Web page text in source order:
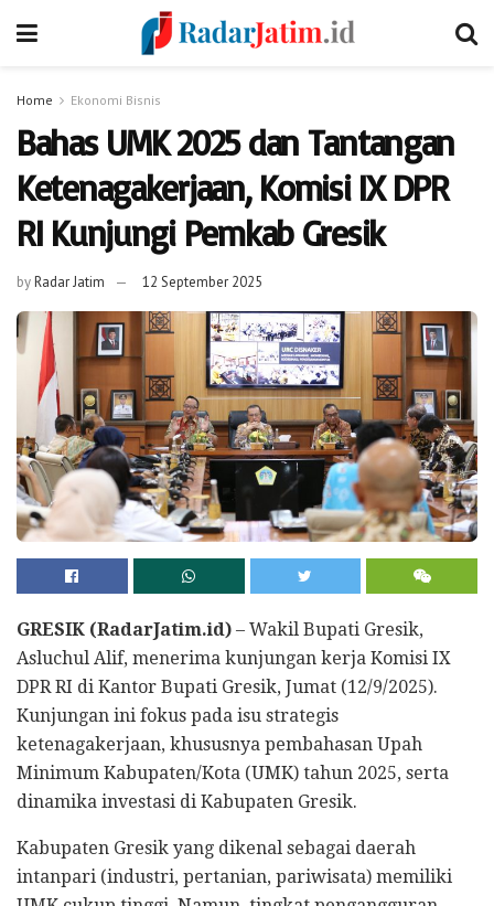
Home Ekonomi Bisnis
Bahas UMK 2025 dan Tantangan
Ketenagakerjaan, Komisi IX DPR
RI Kunjungi Pemkab Gresik
byRadar Jatim 12 September 2025
GRESIK (RadarJatim.id) – Wakil Bupati Gresik,
Asluchul Alif, menerima kunjungan kerja Komisi IX
DPR RI di Kantor Bupati Gresik, Jumat (12/9/2025).
Kunjungan ini fokus pada isu strategis
ketenagakerjaan, khususnya pembahasan Upah
Minimum Kabupaten/Kota (UMK) tahun 2025, serta
dinamika investasi di Kabupaten Gresik.
Kabupaten Gresik yang dikenal sebagai daerah
intanpari (industri, pertanian, pariwisata) memiliki